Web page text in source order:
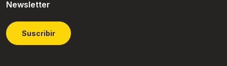
Newsletter
Suscribir